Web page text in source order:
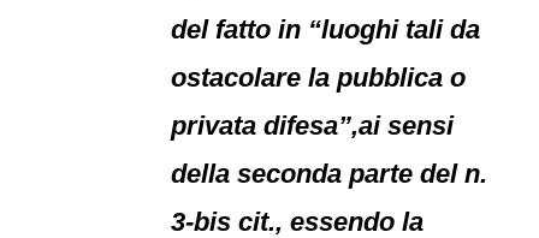
del fatto in “luoghi tali da
ostacolare la pubblica o
privata difesa”,ai sensi
della seconda parte del n.
3-bis cit., essendo la